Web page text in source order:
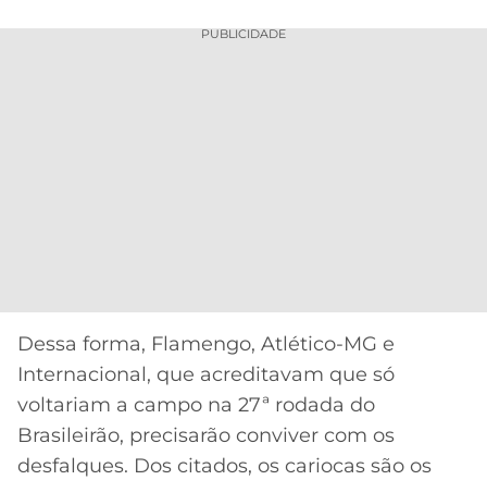
BOTAFOGO
CRUZEIRO
AMERICANAPUBLICIDADE
Dessa forma, Flamengo, Atlético-MG e
Internacional, que acreditavam que só
voltariam a campo na 27ª rodada do
Brasileirão, precisarão conviver com os
desfalques. Dos citados, os cariocas são os